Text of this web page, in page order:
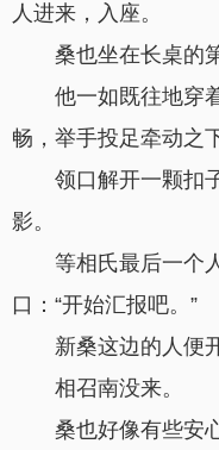
人进来，入座。
桑也坐在长桌的
他一如既往地穿
畅，举手投足牵动之
领口解开一颗扣
影。
等相氏最后一个
口：“开始汇报吧。”
新桑这边的人便
相召南没来。
桑也好像有些安